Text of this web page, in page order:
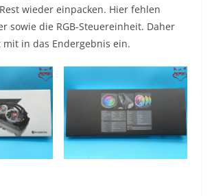
wieder einpacken. Hier fehlen
sowie die RGB-Steuereinheit. Daher
in das Endergebnis ein.